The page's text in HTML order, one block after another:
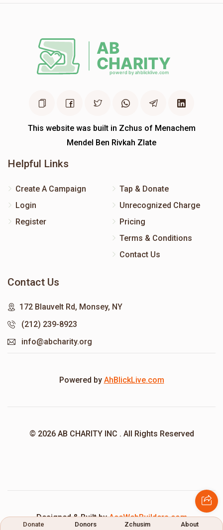
This website was built in Zchus of Menachem
Mendel Ben Rivkah Zlate
Helpful Links
Create A Campaign
Login
Register
Tap & Donate
Unrecognized Charge
Pricing
Terms & Conditions
Contact Us
Contact Us
172 Blauvelt Rd, Monsey, NY
(212) 239-8923
info@abcharity.org
Powered by AhBlickLive.com
© 2026 AB CHARITY INC . All Rights Reserved
Designed & Built byAceWebBuilders.com
Donate Donors Zchusim About